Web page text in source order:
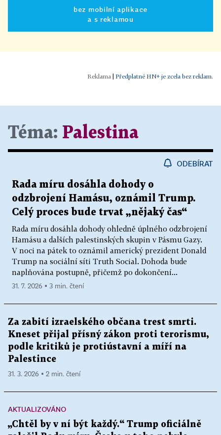
bez mobilní aplikace
a s reklamou
Předplatné HN+ je zcela bez reklam.
Téma: Palestina
ODEBÍRAT
Rada míru dosáhla dohody o
odzbrojení Hamásu, oznámil Trump.
Celý proces bude trvat „nějaký čas“
Rada míru dosáhla dohody ohledně úplného odzbrojení
Hamásu a dalších palestinských skupin v Pásmu Gazy.
V noci na pátek to oznámil americký prezident Donald
Trump na sociální síti Truth Social. Dohoda bude
naplňována postupně, přičemž po dokončení...
31. 7. 2026 ▪ 3 min. čtení
Za zabití izraelského občana trest smrti.
Kneset přijal přísný zákon proti terorismu,
podle kritiků je protiústavní a míří na
Palestince
31. 3. 2026 ▪ 2 min. čtení
AKTUALIZOVÁNO
„Chtěl by v ní být každý.“ Trump oficiálně